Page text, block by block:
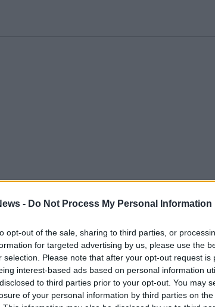
- Do Not Process My Personal Information
opt-out of the sale, sharing to third parties, or
for targeted advertising by us, please use the
selection. Please note that after your opt-out request is
interest-based ads based on personal information
to third parties prior to your opt-out. You may
of your personal information by third parties on the